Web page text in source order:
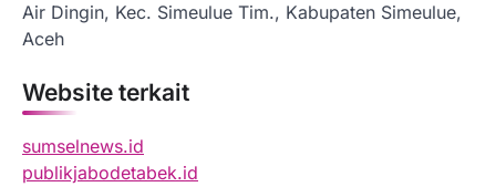
Air Dingin, Kec. Simeulue Tim., Kabupaten Simeulue,
Aceh
Website terkait
sumselnews.id
publikjabodetabek.id